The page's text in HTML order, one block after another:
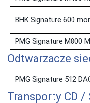
BHK Signature 600
PMG Signature M800
Odtwarzacze
PMG Signature 512
Transporty CD /